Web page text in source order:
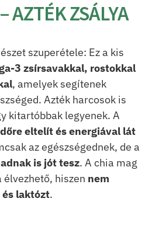
AZTÉK ZSÁLYA
szuperétele: Ez a kis
3 zsírsavakkal, rostokkal
, amelyek segítenek
Azték harcosok is
kitartóbbak legyenek. A
eltelít és energiával lát
az egészségednek, de a
is jót tesz. A chia mag
hiszen nem
laktózt.